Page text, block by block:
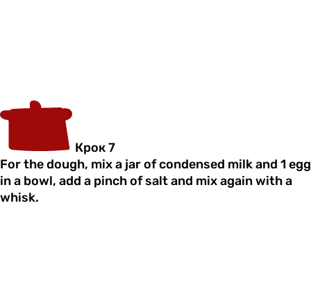
Крок 7
For the dough, mix a jar of condensed milk and 1 egg
in a bowl, add a pinch of salt and mix again with a
whisk.